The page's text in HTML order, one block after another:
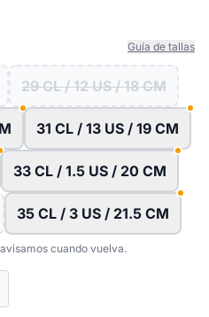
Guía de tallas
29 CL / 12 US / 18 CM
31 CL / 13 US / 19 CM
33 CL / 1.5 US / 20 CM
35 CL / 3 US / 21.5 CM
cuando vuelva.